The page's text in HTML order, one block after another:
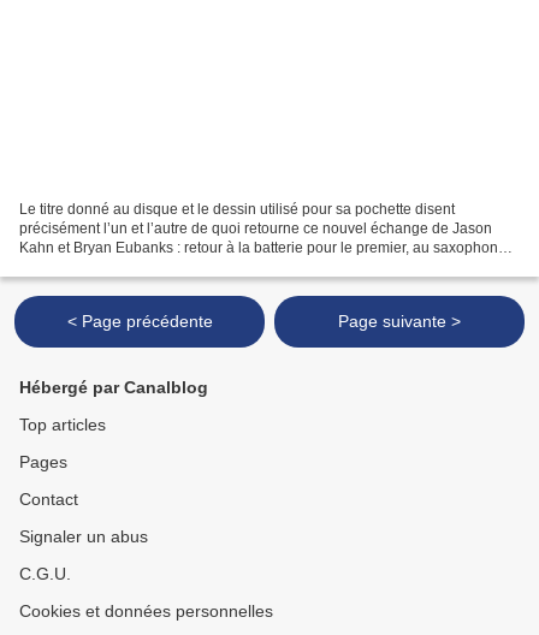
Le titre donné au disque et le dessin utilisé pour sa pochette disent
précisément l’un et l’autre de quoi retourne ce nouvel échange de Jason
Kahn et Bryan Eubanks : retour à la batterie pour le premier, au saxophone
< Page précédente Page suivante >
Hébergé par Canalblog
Top articles
Pages
Contact
Signaler un abus
C.G.U.
Cookies et données personnelles